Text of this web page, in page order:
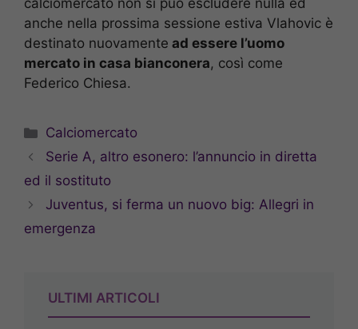
calciomercato non si può escludere nulla ed
anche nella prossima sessione estiva Vlahovic è
destinato nuovamente ad essere l’uomo
mercato in casa bianconera, così come
Federico Chiesa.
Categorie
Calciomercato
Serie A, altro esonero: l’annuncio in diretta
ed il sostituto
Juventus, si ferma un nuovo big: Allegri in
emergenza
ULTIMI ARTICOLI